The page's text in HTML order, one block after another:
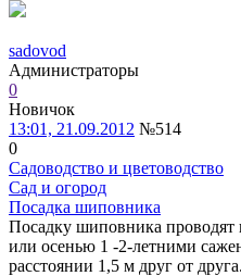
sadovod
Администраторы
0
Новичок
13:01, 21.09.2012 №514
0
Садоводство и цветоводство
Сад и огород
Посадка шиповника
Посадку шиповника проводят
или осенью 1 -2-летними
расстоянии 1,5 м друг от